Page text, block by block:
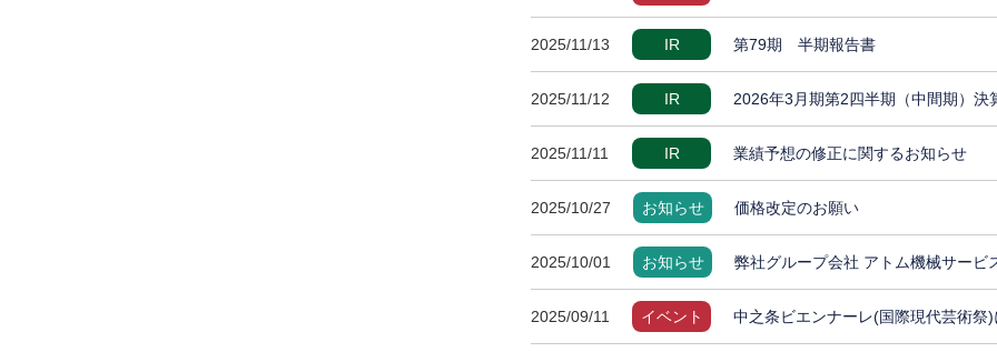
2025/11/13 IR 第79期 半期報告書
2025/11/12 IR 2026年3月期第2四半期（中間期）決
2025/11/11 IR 業績予想の修正に関するお知らせ
2025/10/27 お知らせ 価格改定のお願い
2025/10/01 お知らせ 弊社グループ会社 アトム機械サービ
2025/09/11 イベント 中之条ビエンナーレ(国際現代芸術